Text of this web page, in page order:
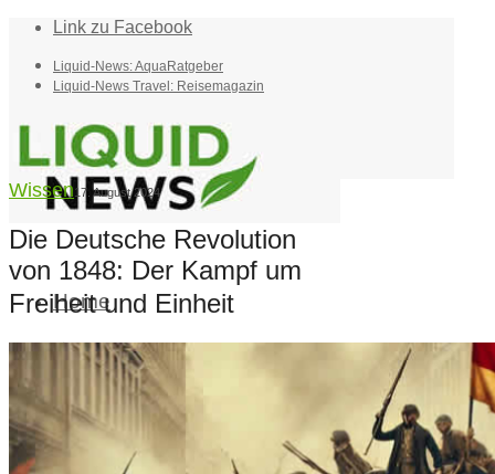
Link zu Facebook
Liquid-News: AquaRatgeber
Liquid-News Travel: Reisemagazin
Home
Suche
Menü
Wissen17. August 2024
Die Deutsche Revolution
von 1848: Der Kampf um
Freiheit und Einheit